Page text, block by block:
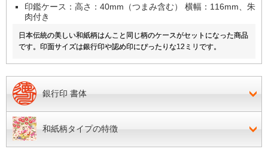
印鑑ケース：高さ：40mm（つまみ含む） 横幅：116mm、朱
肉付き
日本伝統の美しい和紙柄はんこと同じ柄のケースがセットになった商品
です。印面サイズは銀行印や認め印にぴったりな12ミリです。
銀行印 書体
和紙柄タイプの特徴